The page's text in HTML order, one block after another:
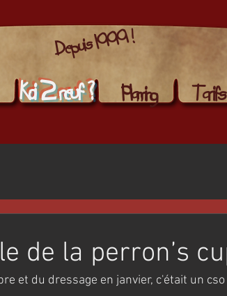
Planning
Tarifs
Depuis 1999 !
Koi 2 neuf ?
de la perron’s
et du dressage en janvier, c'était un